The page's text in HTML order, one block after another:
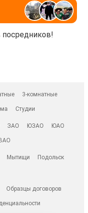
посредников!
3-комнатные
Студии
ЗАО ЮЗАО ЮАО
Мытищи Подольск
Образцы договоров